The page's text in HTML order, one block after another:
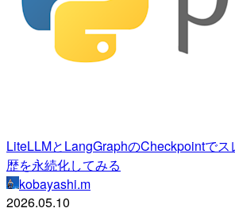
LiteLLMとLangGraphのCheckpointで
歴を永続化してみる
kobayashi.m
2026.05.10